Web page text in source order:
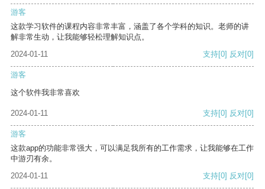
游客
这款学习软件的课程内容非常丰富，涵盖了各个学科的知识。老师的讲
解非常生动，让我能够轻松理解知识点。
2024-01-11
支持[0] 反对[0]
游客
这个软件我非常喜欢
2024-01-11 支持[0] 反对[0]
游客
这款app的功能非常强大，可以满足我所有的工作需求，让我能够在工作
中游刃有余。
2024-01-11
支持[0] 反对[0]